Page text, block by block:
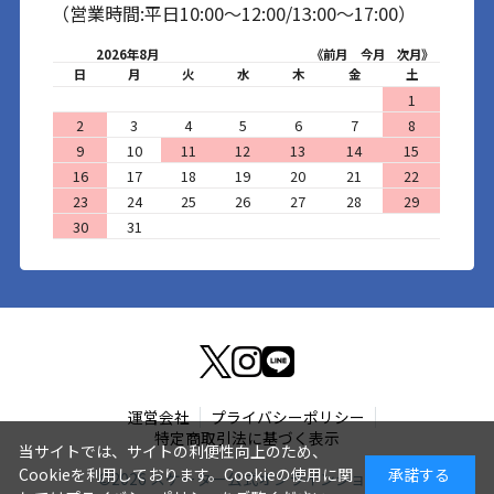
（営業時間:平日10:00～12:00/13:00～17:00）
2026年8月 《前月 今月
次月》
日
月 火 水 木 金 土
1
2
3 4 5 6 7
8
9
10 11 12 13 14
15
16
17 18 19 20 21
22
23
24 25 26 27 28
29
30
31
運営会社
プライバシーポリシー
特定商取引法に基づく表示
©2026 スケーター公式オンラインショップ
当サイトでは、サイトの利便性向上のため、
Cookieを利用しております。Cookieの使用に関
承諾する